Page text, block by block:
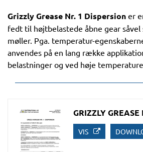
Grizzly Grease Nr. 1 Dispersion er
fedt til højtbelastede åbne gear
møller. Pga. temperatur-
anvendes på en lang række
belastninger og ved høje
GRIZZLY
VIS